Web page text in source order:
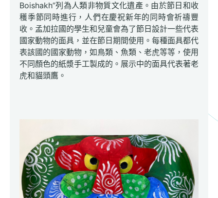
Boishakh”列為人類非物質文化遺產。由於節日和收
穫季節同時進行，人們在慶祝新年的同時會祈禱豐
收。孟加拉國的學生和兒童會為了節日設計一些代表
國家動物的面具，並在節日期間使用。每種面具都代
表該國的國家動物，如鳥類、魚類、老虎等等，使用
不同顏色的紙漿手工製成的。展示中的面具代表著老
虎和貓頭鷹。